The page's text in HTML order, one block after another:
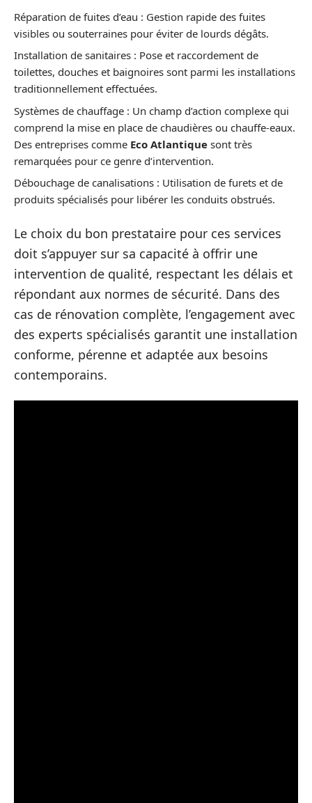
Réparation de fuites d’eau : Gestion rapide des fuites
visibles ou souterraines pour éviter de lourds dégâts.
Installation de sanitaires : Pose et raccordement de
toilettes, douches et baignoires sont parmi les installations
traditionnellement effectuées.
Systèmes de chauffage : Un champ d’action complexe qui
comprend la mise en place de chaudières ou chauffe-eaux.
Des entreprises comme Eco Atlantique sont très
remarquées pour ce genre d’intervention.
Débouchage de canalisations : Utilisation de furets et de
produits spécialisés pour libérer les conduits obstrués.
Le choix du bon prestataire pour ces services
doit s’appuyer sur sa capacité à offrir une
intervention de qualité, respectant les délais et
répondant aux normes de sécurité. Dans des
cas de rénovation complète, l’engagement avec
des experts spécialisés garantit une installation
conforme, pérenne et adaptée aux besoins
contemporains.